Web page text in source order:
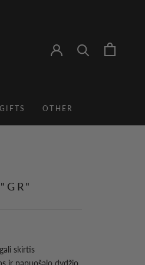
OTHER
skirtis